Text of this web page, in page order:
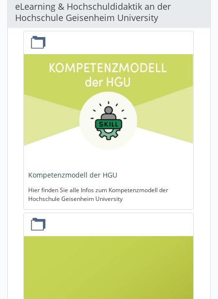
eLearning & Hochschuldidaktik an der
Hochschule Geisenheim University
Kompetenzmodell der HGU
Hier finden Sie alle Infos zum Kompetenzmodell der
Hochschule Geisenheim University